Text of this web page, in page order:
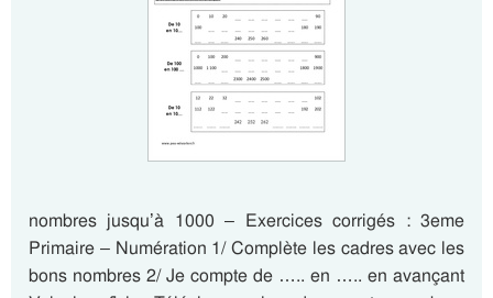
nombres jusqu’à 1000 – Exercices corrigés : 3eme
Primaire – Numération 1/ Complète les cadres avec les
bons nombres 2/ Je compte de ….. en ….. en avançant